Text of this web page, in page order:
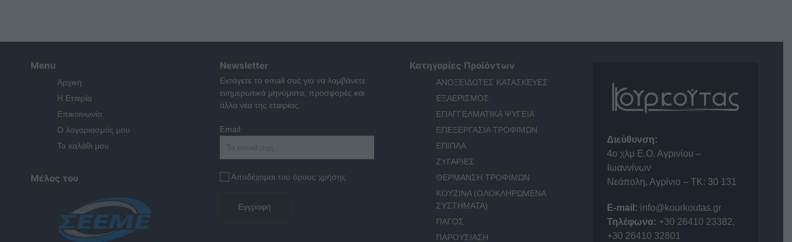
Menu
Αρχική
Η Εταιρία
Επικοινωνία
Ο λογαριασμός μου
Το καλάθι μου
Μέλος του
Newsletter
Εισάγετε το email σας για να λαμβάνετε
ενημερωτικά μηνύματα, προσφορές και
άλλα νέα της εταιρίας.
Email:
Αποδέχομαι του όρους χρήσης
Κατηγορίες Προϊόντων
ΑΝΟΞΕΙΔΩΤΕΣ ΚΑΤΑΣΚΕΥΕΣ
ΕΞΑΕΡΙΣΜΟΣ
ΕΠΑΓΓΕΛΜΑΤΙΚΑ ΨΥΓΕΙΑ
ΕΠΕΞΕΡΓΑΣΙΑ ΤΡΟΦΙΜΩΝ
ΕΠΙΠΛΑ
ΖΥΓΑΡΙΕΣ
ΘΕΡΜΑΝΣΗ ΤΡΟΦΙΜΩΝ
ΚΟΥΖΙΝΑ (ΟΛΟΚΛΗΡΩΜΕΝΑ
ΣΥΣΤΗΜΑΤΑ)
ΠΑΓΟΣ
ΠΑΡΟΥΣΙΑΣΗ
Διεύθυνση:
4o χλμ Ε.Ο. Αγρινίου –
Ιωαννίνων
Νεάπολη, Αγρίνιο – ΤΚ: 30 131
E-mail: info@kourkoutas.gr
Τηλέφωνα: +30 26410 23382,
+30 26410 32801